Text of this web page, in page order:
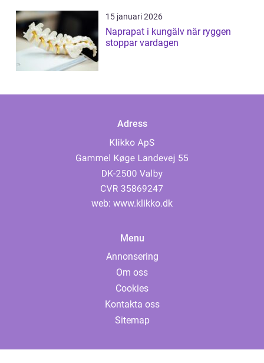
15 januari 2026
Naprapat i kungälv när ryggen
stoppar vardagen
Adress
web: www.klikko.dk
Menu
Annonsering
Om oss
Cookies
Kontakta oss
Sitemap